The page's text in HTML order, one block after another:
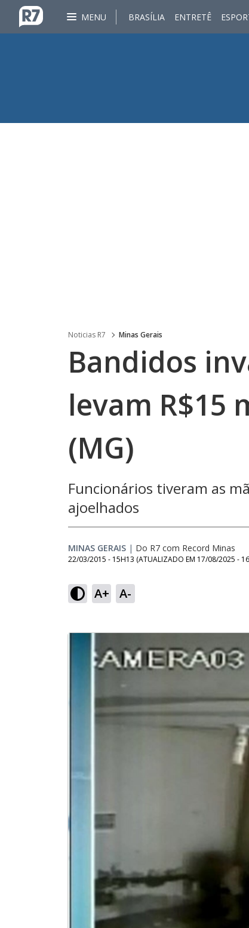
MENU BRASÍLIA ENTRETÊ
Noticias R7 Minas Gerais
Bandidos
levam R$15
(MG)
Funcionários tiveram as
ajoelhados
MINAS GERAIS | Do R7 com Record Minas
22/03/2015 - 15H13 (ATUALIZADO EM 17/08/2025 -
A+ A-